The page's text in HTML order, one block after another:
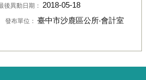
後異動日期： 2018-05-18
發布單位： 臺中市沙鹿區公所‧會計室